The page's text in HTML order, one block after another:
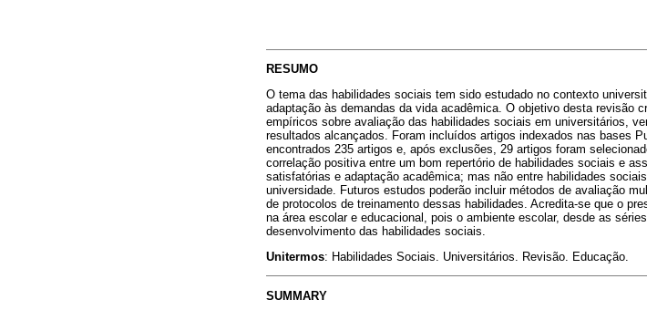
RESUMO
O tema das habilidades sociais tem sido estudado no contexto
adaptação às demandas da vida acadêmica. O objetivo desta revisão
empíricos sobre avaliação das habilidades sociais em universitários,
resultados alcançados. Foram incluídos artigos indexados nas bases
encontrados 235 artigos e, após exclusões, 29 artigos foram
correlação positiva entre um bom repertório de habilidades sociais e
satisfatórias e adaptação acadêmica; mas não entre habilidades
universidade. Futuros estudos poderão incluir métodos de avaliação
de protocolos de treinamento dessas habilidades. Acredita-se que o
na área escolar e educacional, pois o ambiente escolar, desde as
desenvolvimento das habilidades sociais.
Unitermos: Habilidades Sociais. Universitários. Revisão. Educação.
SUMMARY